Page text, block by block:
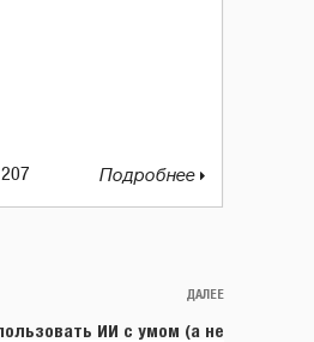
Подробнее
Следующая
ДАЛЕЕ
ИИ с умом (а не